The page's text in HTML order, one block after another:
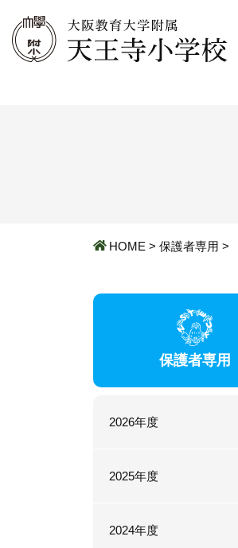
HOME > 保護者専用 >
保護者専用
2026年度
2025年度
2024年度